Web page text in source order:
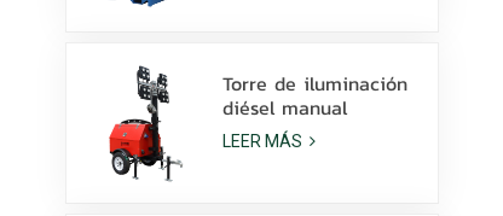
Torre de iluminación
diésel manual
compacta y
económica con 4
LEER MÁS